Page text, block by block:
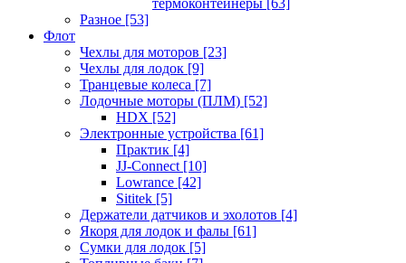
термоконтейнеры [63]
Разное [53]
Флот
Чехлы для моторов [23]
Чехлы для лодок [9]
Транцевые колеса [7]
Лодочные моторы (ПЛМ) [52]
HDX [52]
Электронные устройства [61]
Практик [4]
JJ-Connect [10]
Lowrance [42]
Sititek [5]
Держатели датчиков и эхолотов [4]
Якоря для лодок и фалы [61]
Сумки для лодок [5]